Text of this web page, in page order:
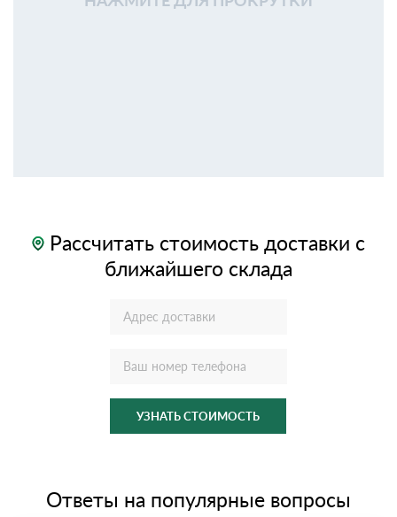
Рассчитать стоимость доставки с
ближайшего склада
УЗНАТЬ СТОИМОСТЬ
Ответы на популярные вопросы